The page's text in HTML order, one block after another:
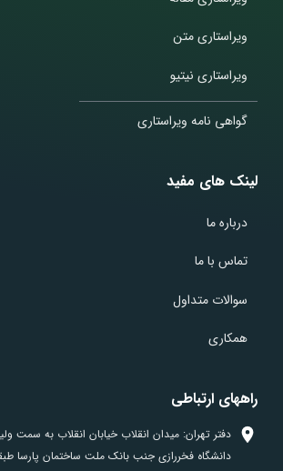
ویراستاری متن
ویراستاری نیتیو
گواهی نامه ویراستاری
لینک های مفید
درباره ما
تماس با ما
سوالات متداول
همکاری
راههای ارتباطی
دفتر تهران: میدان انقلاب خیابان انقلاب به سمت
دانشگاه فخررازی جنب بانک ملت ساختمان پارسا طبقه 6